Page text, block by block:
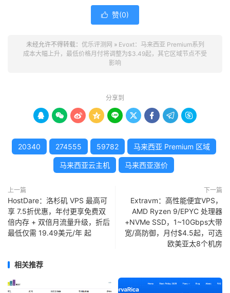
 赞(0)
未经允许不得转载： 优乐评测网 » Evoxt：马来西亚 Premium系列
成本大幅上升，最低价格月付将调整为$3.49起，其它区域节点不受
影响
分享到
        
20340 274555 59782 马来西亚 Premium 区域
马来西亚云主机 马来西亚涨价
上一篇
HostDare：洛杉矶 VPS 最高可
享 7.5折优惠，年付更享免费双
倍内存 + 双倍月流量升级，折后
最低仅需 19.49美元/年 起
下一篇
Extravm：高性能便宜VPS，
AMD Ryzen 9/EPYC 处理器
+NVMe SSD，1~10Gbps大带
宽/高防御，月付$4.5起，可选
欧美亚太8个机房
相关推荐